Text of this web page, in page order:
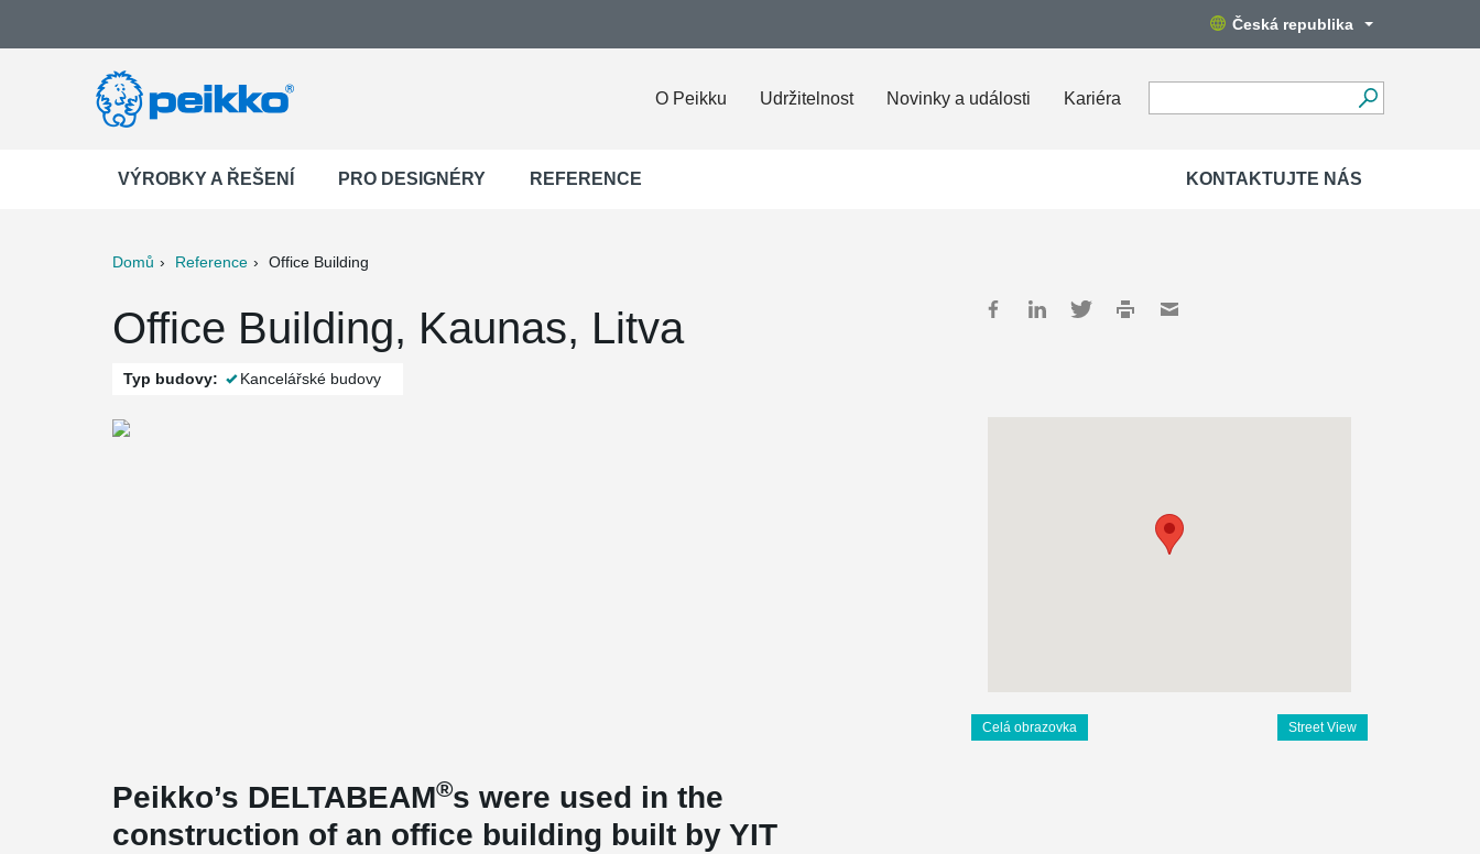
Česká republika
O Peikku Udržitelnost Novinky a události Kariéra
VÝROBKY A ŘEŠENÍ PRO DESIGNÉRY REFERENCE KONTAKTUJTE NÁS
Domů Reference Office Building
Office Building, Kaunas, Litva
Typ budovy: Kancelářské budovy
Celá obrazovka Street View
Peikko’s DELTABEAM®s were used in the
construction of an office building built by YIT